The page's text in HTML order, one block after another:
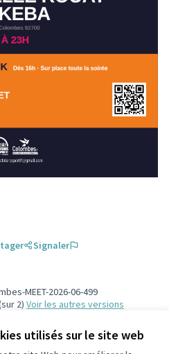
utilisés sur le site web
Signaler
MEET-2026-06-499
2)
voir les autres versions